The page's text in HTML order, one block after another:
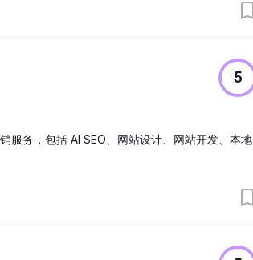
5
服务，包括 AI SEO、网站设计、网站开发、本地